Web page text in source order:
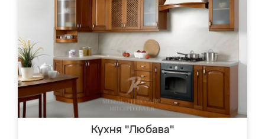
Кухня "Любава"